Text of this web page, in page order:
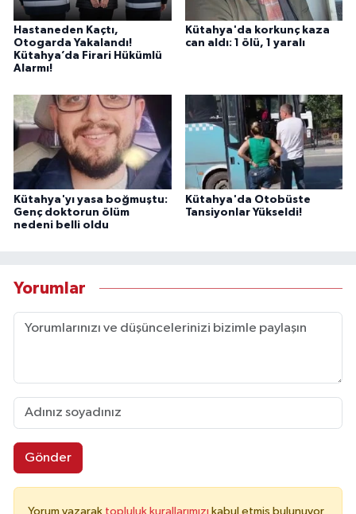
Hastaneden Kaçtı,
Otogarda Yakalandı!
Kütahya’da Firari Hükümlü
Alarmı!
Kütahya'da korkunç kaza
can aldı: 1 ölü, 1 yaralı
Kütahya'yı yasa boğmuştu:
Genç doktorun ölüm
nedeni belli oldu
Kütahya'da Otobüste
Tansiyonlar Yükseldi!
Yorumlar
Gönder
Yorum yazarak topluluk kurallarımızı kabul etmiş bulunuyor